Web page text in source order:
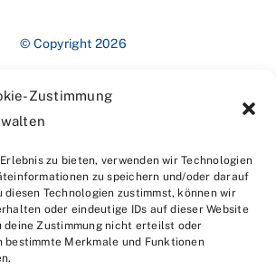
Zustimmung
zu bieten, verwenden wir Technologien
zu speichern und/oder darauf
diesen Technologien zustimmst, können wir
oder eindeutige IDs auf dieser Website
deine Zustimmung nicht erteilst oder
bestimmte Merkmale und Funktionen
© Copyright 2026